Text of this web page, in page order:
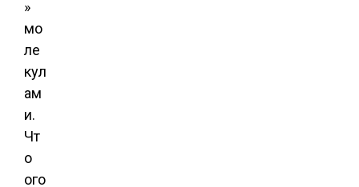
»
мо
ле
кул
ам
и.
Чт
о
ого